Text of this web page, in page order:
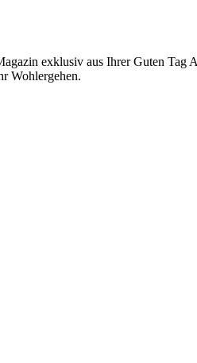
exklusiv aus Ihrer Guten Tag
Wohlergehen.